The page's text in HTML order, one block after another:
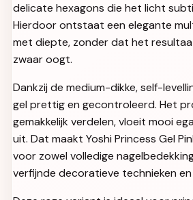
delicate hexagons die het licht
Hierdoor ontstaat een elegante
met diepte, zonder dat het
zwaar oogt.
Dankzij de medium-dikke, self-
gel prettig en gecontroleerd. Het
gemakkelijk verdelen, vloeit mooi
uit. Dat maakt Yoshi Princess Gel
voor zowel volledige
verfijnde decoratieve technieken